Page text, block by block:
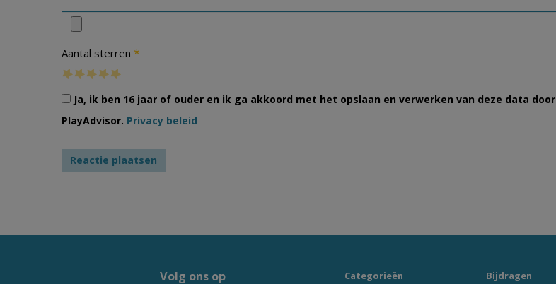
Aantal sterren *
Ja, ik ben 16 jaar of ouder en ik ga akkoord met het opslaan en verwerken van deze data door
PlayAdvisor. Privacy beleid
Volg ons op Categorieën Bijdragen